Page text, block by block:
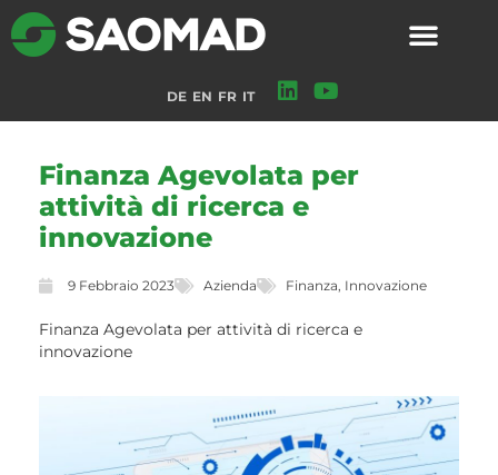
DE EN FR IT
Finanza Agevolata per
attività di ricerca e
innovazione
9 Febbraio 2023 Azienda Finanza, Innovazione
Finanza Agevolata per attività di ricerca e
innovazione